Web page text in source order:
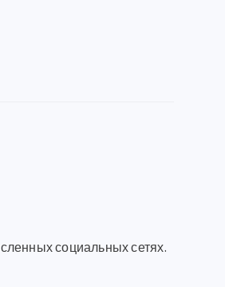
социальных сетях.